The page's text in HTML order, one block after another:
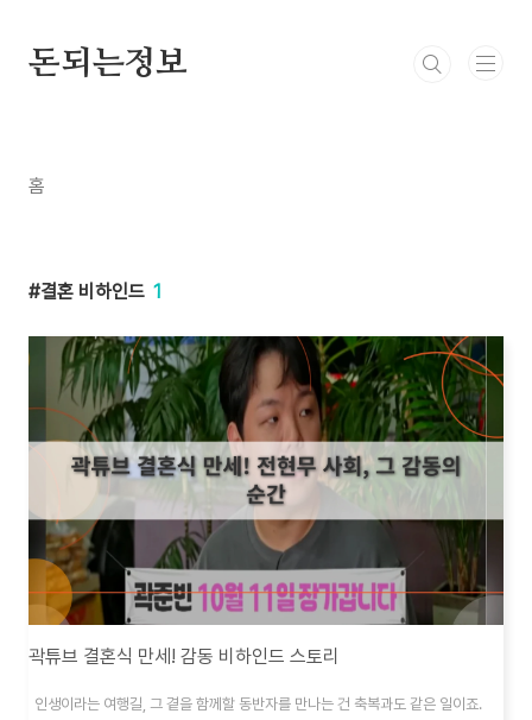
돈되는정보
홈
결혼 비하인드 1
곽튜브 결혼식 만세! 감동 비하인드 스토리
인생이라는 여행길, 그 곁을 함께할 동반자를 만나는 건 축복과도 같은 일이죠.